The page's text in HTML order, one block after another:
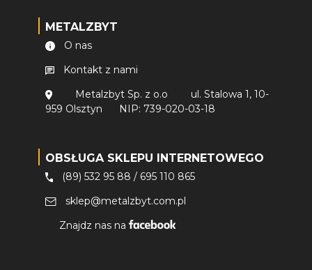
METALZBYT
O nas
Kontakt z nami
Metalzbyt Sp. z o.o
ul. Stalowa 1, 10-
959 Olsztyn
NIP: 739-020-03-18
OBSŁUGA SKLEPU INTERNETOWEGO
(89) 532 95 88 / 695 110 865
sklep@metalzbyt.com.pl
Znajdz nas na